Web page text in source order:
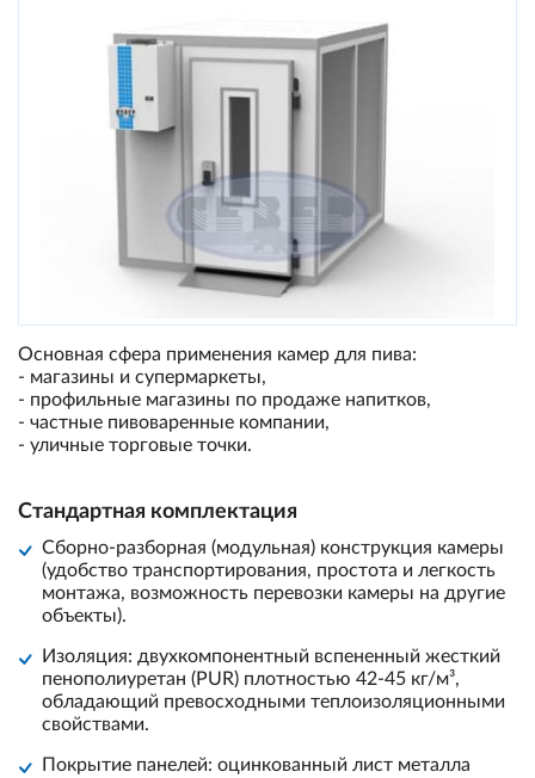
Основная сфера применения камер для пива:
- магазины и супермаркеты,
- профильные магазины по продаже напитков,
- частные пивоваренные компании,
- уличные торговые точки.
Стандартная комплектация
Сборно-разборная (модульная) конструкция камеры
(удобство транспортирования, простота и легкость
монтажа, возможность перевозки камеры на другие
объекты).
Изоляция: двухкомпонентный вспененный жесткий
пенополиуретан (PUR) плотностью 42-45 кг/м³,
обладающий превосходными теплоизоляционными
свойствами.
Покрытие панелей: оцинкованный лист металла